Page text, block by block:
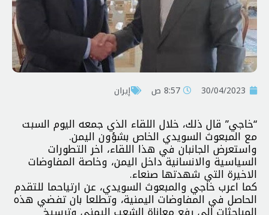
30/04/2023 8:57 ص إيران
“خاجي” قال ذلك، خلال اللقاء الذي جمعه اليوم السبت
مع المبعوث السويدي الخاص بشؤون اليمن.
واستعرض الجانبان في هذا اللقاء، اخر التطورات
السياسية والانسانية داخل اليمن، وخاصة المفاوضات
الاخيرة التي شهدتها صنعاء.
كما اعرب خاجي والمبعوث السويدي، عن ارتياحما للتقدم
الحاصل في المفاوضات اليمنية، وتطلعا بان تفضي هذه